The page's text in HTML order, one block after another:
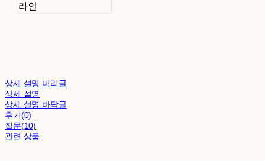
라인
상세 설명 머리글
상세 설명
상세 설명 바닥글
후기(0)
질문(10)
관련 상품